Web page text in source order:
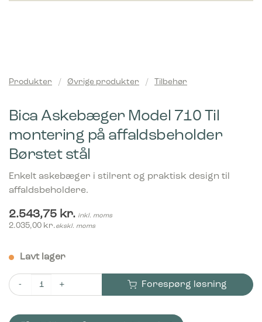
Produkter / Øvrige produkter / Tilbehør
Bica Askebæger Model 710 Til
montering på affaldsbeholder
Børstet stål
Enkelt askebæger i stilrent og praktisk design til
affaldsbeholdere.
2.543,75 kr. inkl. moms
2.035,00 kr.ekskl. moms
Lavt lager
Bica Askebæger Model 710 Til montering på affaldsbeholder
Forespørg løsning